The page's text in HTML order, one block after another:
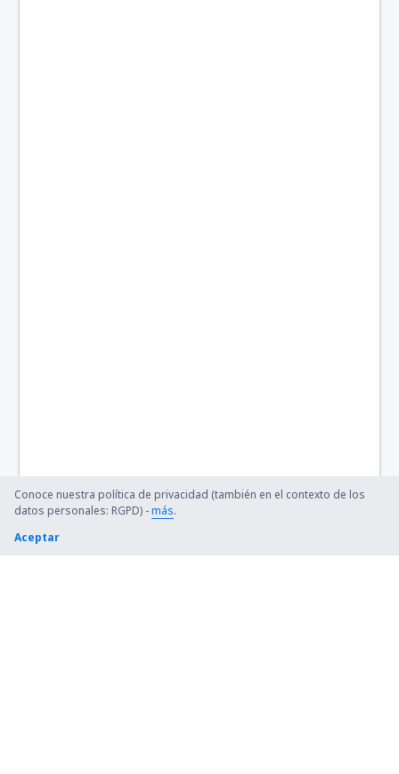
Conoce nuestra política de privacidad (también en el contexto de los
datos personales: RGPD) -más.
Aceptar